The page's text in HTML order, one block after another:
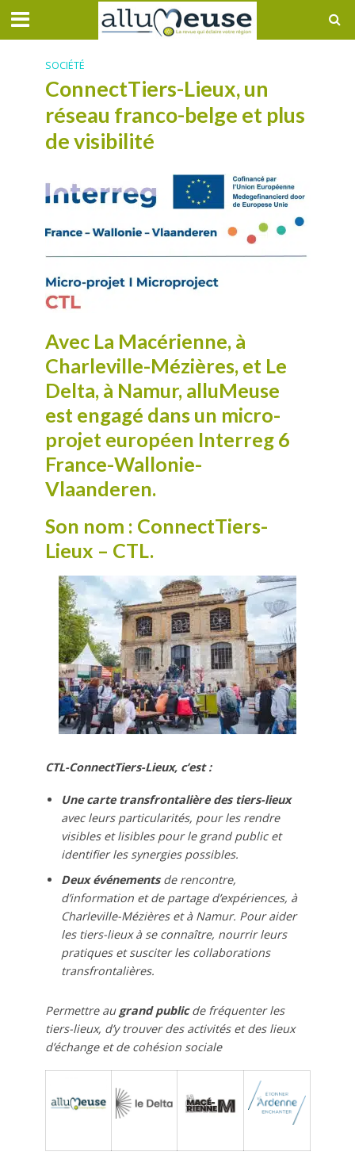
SOCIÉTÉ
ConnectTiers-Lieux, un
réseau franco-belge et plus
de visibilité
Avec La Macérienne, à
Charleville-Mézières, et Le
Delta, à Namur, alluMeuse
est engagé dans un micro-
projet européen Interreg 6
France-Wallonie-
Vlaanderen.
Son nom : ConnectTiers-
Lieux – CTL.
CTL-ConnectTiers-Lieux, c’est :
Une carte transfrontalière des tiers-lieux
avec leurs particularités, pour les rendre
visibles et lisibles pour le grand public et
identifier les synergies possibles.
Deux événementsde rencontre,
d’information et de partage d’expériences, à
Charleville-Mézières et à Namur. Pour aider
les tiers-lieux à se connaître, nourrir leurs
pratiques et susciter les collaborations
transfrontalières.
Permettre au grand publicde fréquenter les
tiers-lieux, d’y trouver des activités et des lieux
d’échange et de cohésion sociale